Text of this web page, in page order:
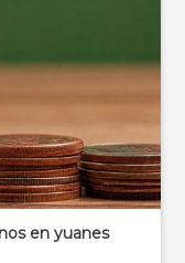
en yuanes